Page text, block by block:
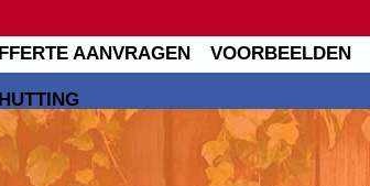
AANVRAGEN VOORBEELDEN